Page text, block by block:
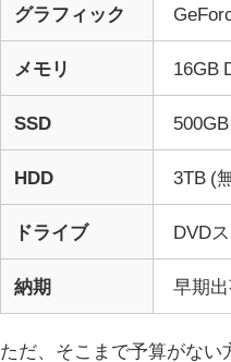
グラフィック
メモリ 16GB
SSD 500GB
HDD 3TB (
ドライブ DVD
納期 早期
ただ、そこまで予算がない